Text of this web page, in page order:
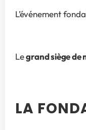
L’événement
Le grand siège de
LA